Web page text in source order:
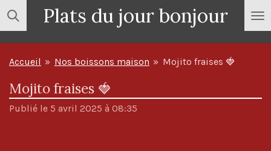
Passer
au
contenu
principal
Plats du jour bonjour
Accueil » Nos boissons maison » Mojito fraises 🍓
Mojito fraises 🍓
Publié le 5 avril 2025 à 08:35